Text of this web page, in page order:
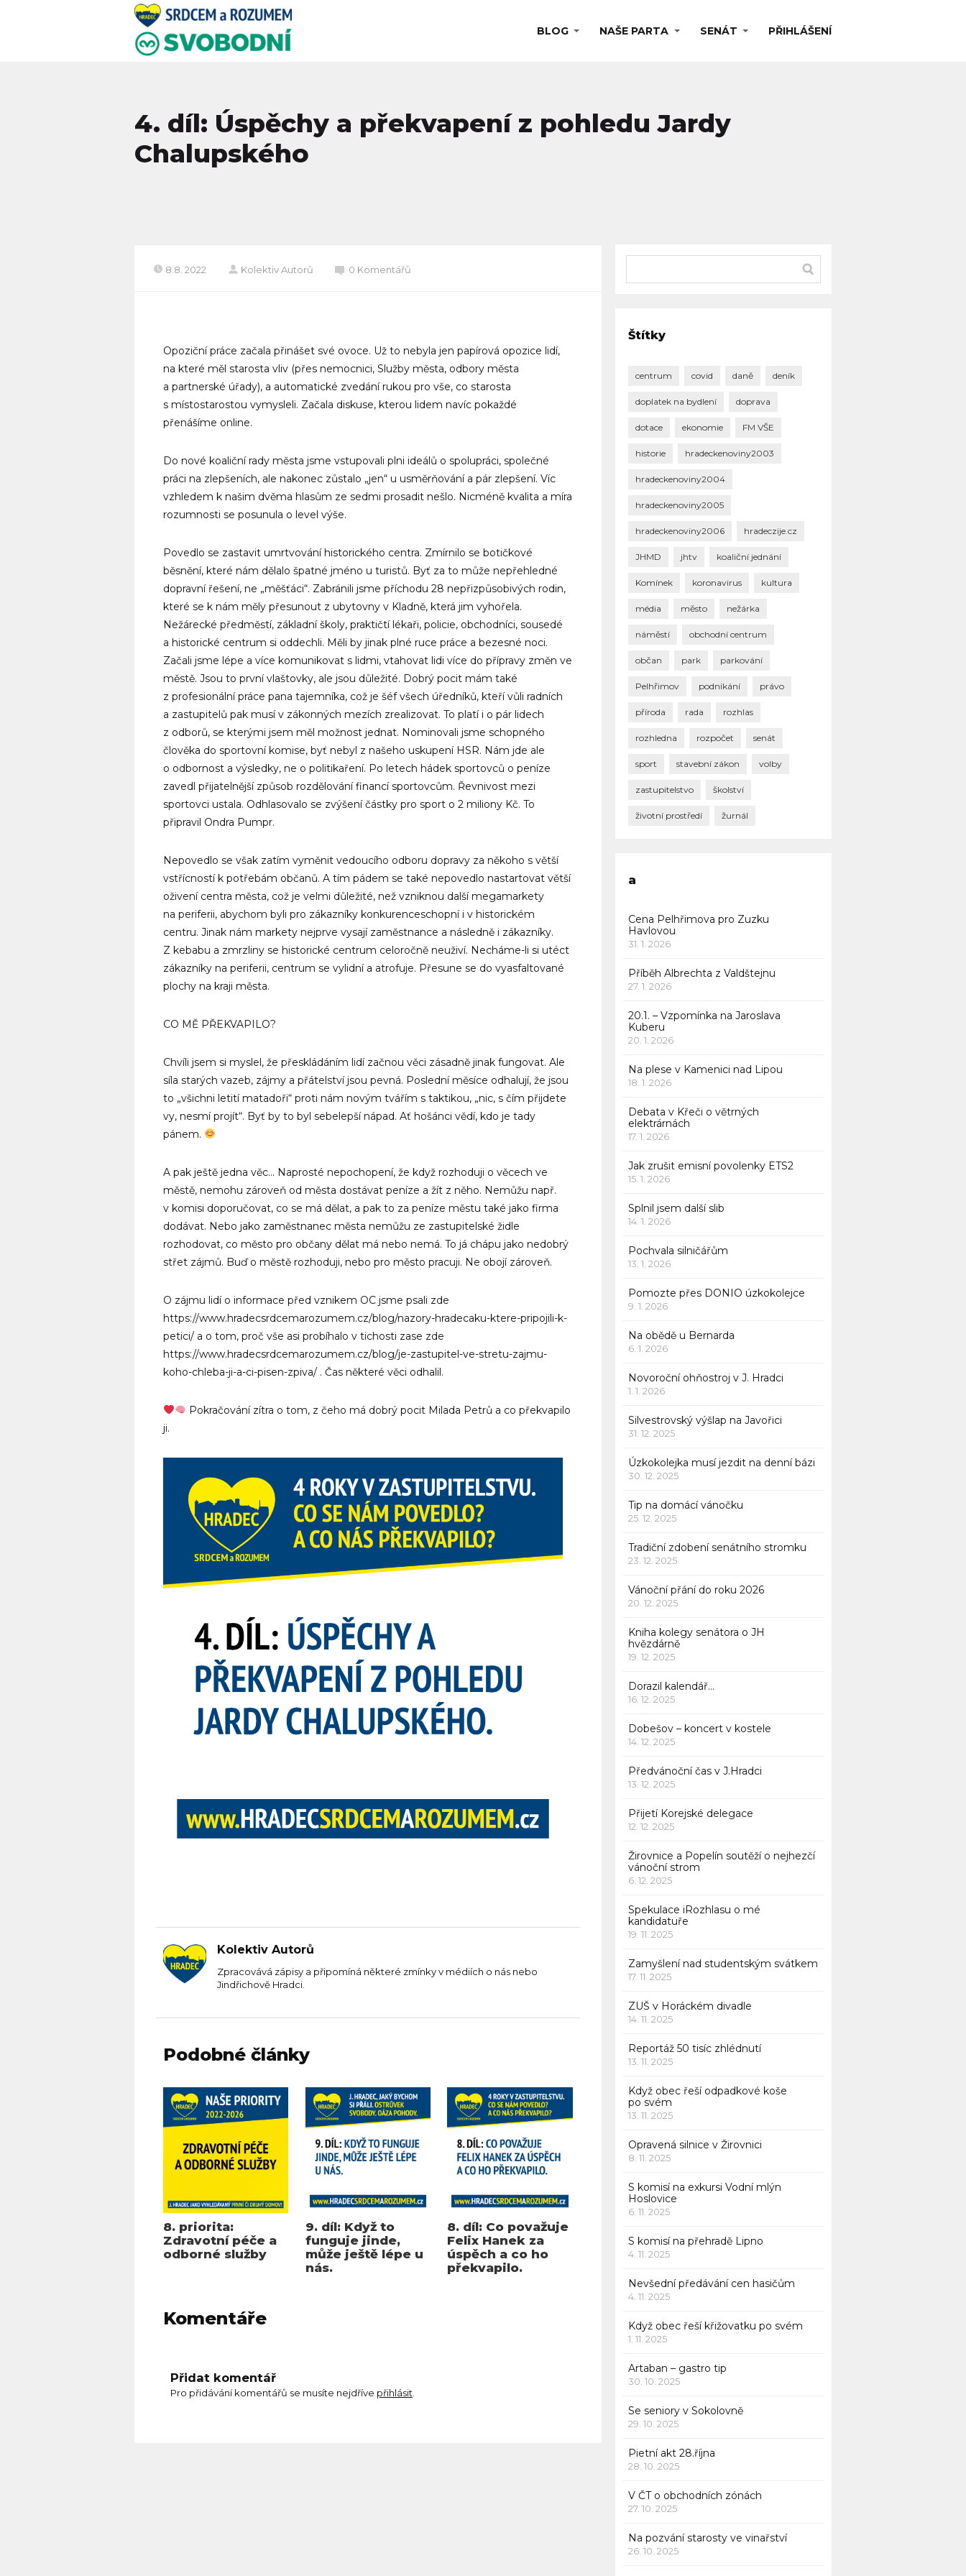
BLOG NAŠE PARTA SENÁT PŘIHLÁŠENÍ
4. díl: Úspěchy a překvapení z pohledu Jardy
Chalupského
8.8. 2022 Kolektiv Autorů 0 Komentářů
Opoziční práce začala přinášet své ovoce. Už to nebyla jen papírová opozice lidí,
na které měl starosta vliv (přes nemocnici, Služby města, odbory města
a partnerské úřady), a automatické zvedání rukou pro vše, co starosta
s místostarostou vymysleli. Začala diskuse, kterou lidem navíc pokaždé
přenášíme online.
Do nové koaliční rady města jsme vstupovali plni ideálů o spolupráci, společné
práci na zlepšeních, ale nakonec zůstalo „jen“ u usměrňování a pár zlepšení. Víc
vzhledem k našim dvěma hlasům ze sedmi prosadit nešlo. Nicméně kvalita a míra
rozumnosti se posunula o level výše.
Povedlo se zastavit umrtvování historického centra. Zmírnilo se botičkové
běsnění, které nám dělalo špatné jméno u turistů. Byť za to může nepřehledné
dopravní řešení, ne „měšťáci“. Zabránili jsme příchodu 28 nepřizpůsobivých rodin,
které se k nám měly přesunout z ubytovny v Kladně, která jim vyhořela.
Nežárecké předměstí, základní školy, praktičtí lékaři, policie, obchodníci, sousedé
a historické centrum si oddechli. Měli by jinak plné ruce práce a bezesné noci.
Začali jsme lépe a více komunikovat s lidmi, vtahovat lidi více do přípravy změn ve
městě. Jsou to první vlaštovky, ale jsou důležité. Dobrý pocit mám také
z profesionální práce pana tajemníka, což je šéf všech úředníků, kteří vůli radních
a zastupitelů pak musí v zákonných mezích zrealizovat. To platí i o pár lidech
z odborů, se kterými jsem měl možnost jednat. Nominovali jsme schopného
člověka do sportovní komise, byť nebyl z našeho uskupení HSR. Nám jde ale
o odbornost a výsledky, ne o politikaření. Po letech hádek sportovců o peníze
zavedl přijatelnější způsob rozdělování financí sportovcům. Řevnivost mezi
sportovci ustala. Odhlasovalo se zvýšení částky pro sport o 2 miliony Kč. To
připravil Ondra Pumpr.
Nepovedlo se však zatím vyměnit vedoucího odboru dopravy za někoho s větší
vstřícností k potřebám občanů. A tím pádem se také nepovedlo nastartovat větší
oživení centra města, což je velmi důležité, než vzniknou další megamarkety
na periferii, abychom byli pro zákazníky konkurenceschopní i v historickém
centru. Jinak nám markety nejprve vysají zaměstnance a následně i zákazníky.
Z kebabu a zmrzliny se historické centrum celoročně neuživí. Necháme-li si utéct
zákazníky na periferii, centrum se vylidní a atrofuje. Přesune se do vyasfaltované
plochy na kraji města.
CO MĚ PŘEKVAPILO?
Chvíli jsem si myslel, že přeskládáním lidí začnou věci zásadně jinak fungovat. Ale
síla starých vazeb, zájmy a přátelství jsou pevná. Poslední měsíce odhalují, že jsou
to „všichni letití matadoři“ proti nám novým tvářím s taktikou, „nic, s čím přijdete
vy, nesmí projít“. Byť by to byl sebelepší nápad. Ať hošánci vědí, kdo je tady
pánem.
A pak ještě jedna věc… Naprosté nepochopení, že když rozhoduji o věcech ve
městě, nemohu zároveň od města dostávat peníze a žít z něho. Nemůžu např.
v komisi doporučovat, co se má dělat, a pak to za peníze městu také jako firma
dodávat. Nebo jako zaměstnanec města nemůžu ze zastupitelské židle
rozhodovat, co město pro občany dělat má nebo nemá. To já chápu jako nedobrý
střet zájmů. Buď o městě rozhoduji, nebo pro město pracuji. Ne obojí zároveň.
O zájmu lidí o informace před vznikem OC jsme psali zde
https://www.hradecsrdcemarozumem.cz/blog/nazory-hradecaku-ktere-pripojili-k-
petici/ a o tom, proč vše asi probíhalo v tichosti zase zde
https://www.hradecsrdcemarozumem.cz/blog/je-zastupitel-ve-stretu-zajmu-
koho-chleba-ji-a-ci-pisen-zpiva/ . Čas některé věci odhalil.
Pokračování zítra o tom, z čeho má dobrý pocit Milada Petrů a co překvapilo
ji.
Kolektiv Autorů
Zpracovává zápisy a připomíná některé zmínky v médiích o nás nebo
Jindřichově Hradci.
Podobné články
8. priorita:
Zdravotní péče a
odborné služby
9. díl: Když to
funguje jinde,
může ještě lépe u
nás.
8. díl: Co považuje
Felix Hanek za
úspěch a co ho
překvapilo.
Komentáře
Přidat komentář
Pro přidávání komentářů se musíte nejdříve přihlásit
Štítky
centrum covid daně deník
doplatek na bydlení doprava
dotace ekonomie FM VŠE
historie hradeckenoviny2003
hradeckenoviny2004
hradeckenoviny2005
hradeckenoviny2006 hradeczije.cz
JHMD jhtv koaliční jednání
Komínek koronavirus kultura
média město nežárka
náměstí obchodní centrum
občan park parkování
Pelhřimov podnikání právo
příroda rada rozhlas
rozhledna rozpočet senát
sport stavební zákon volby
zastupitelstvo školství
životní prostředí žurnál
a
Cena Pelhřimova pro Zuzku
Havlovou
31. 1. 2026
Příběh Albrechta z Valdštejnu
27. 1. 2026
20.1. – Vzpomínka na Jaroslava
Kuberu
20. 1. 2026
Na plese v Kamenici nad Lipou
18. 1. 2026
Debata v Křeči o větrných
elektrárnách
17. 1. 2026
Jak zrušit emisní povolenky ETS2
15. 1. 2026
Splnil jsem další slib
14. 1. 2026
Pochvala silničářům
13. 1. 2026
Pomozte přes DONIO úzkokolejce
9. 1. 2026
Na obědě u Bernarda
6. 1. 2026
Novoroční ohňostroj v J. Hradci
1. 1. 2026
Silvestrovský výšlap na Javořici
31. 12. 2025
Úzkokolejka musí jezdit na denní bázi
30. 12. 2025
Tip na domácí vánočku
25. 12. 2025
Tradiční zdobení senátního stromku
23. 12. 2025
Vánoční přání do roku 2026
20. 12. 2025
Kniha kolegy senátora o JH
hvězdárně
19. 12. 2025
Dorazil kalendář…
16. 12. 2025
Dobešov – koncert v kostele
14. 12. 2025
Předvánoční čas v J.Hradci
13. 12. 2025
Přijetí Korejské delegace
12. 12. 2025
Žirovnice a Popelín soutěží o nejhezčí
vánoční strom
6. 12. 2025
Spekulace iRozhlasu o mé
kandidatuře
19. 11. 2025
Zamyšlení nad studentským svátkem
17. 11. 2025
ZUŠ v Horáckém divadle
14. 11. 2025
Reportáž 50 tisíc zhlédnutí
13. 11. 2025
Když obec řeší odpadkové koše
po svém
13. 11. 2025
Opravená silnice v Žirovnici
8. 11. 2025
S komisí na exkursi Vodní mlýn
Hoslovice
6. 11. 2025
S komisí na přehradě Lipno
4. 11. 2025
Nevšední předávání cen hasičům
4. 11. 2025
Když obec řeší křižovatku po svém
1. 11. 2025
Artaban – gastro tip
30. 10. 2025
Se seniory v Sokolovně
29. 10. 2025
Pietní akt 28.října
28. 10. 2025
V ČT o obchodních zónách
27. 10. 2025
Na pozvání starosty ve vinařství
26. 10. 2025